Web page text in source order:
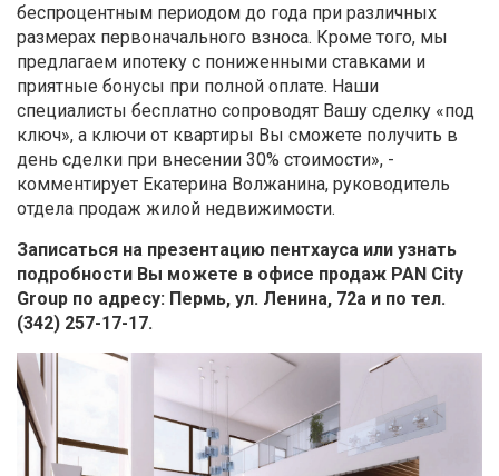
беспроцентным периодом до года при различных
размерах первоначального взноса. Кроме того, мы
предлагаем ипотеку с пониженными ставками и
приятные бонусы при полной оплате. Наши
специалисты бесплатно сопроводят Вашу сделку «под
ключ», а ключи от квартиры Вы сможете получить в
день сделки при внесении 30% стоимости», -
комментирует Екатерина Волжанина, руководитель
отдела продаж жилой недвижимости.
Записаться на презентацию пентхауса или узнать
подробности Вы можете в офисе продаж PAN City
Group по адресу: Пермь, ул. Ленина, 72а и по тел.
(342) 257-17-17.